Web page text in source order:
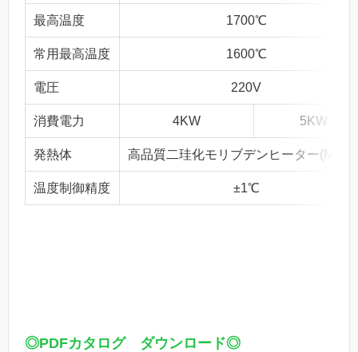
最高温度 1700℃
常用最高温度 1600℃
電圧 220V
消費電力 4KW 5KW
発熱体 高品質二珪化モリブデンヒーター
温度制御精度 ±1℃
◎PDFカタログ ダウンロード◎